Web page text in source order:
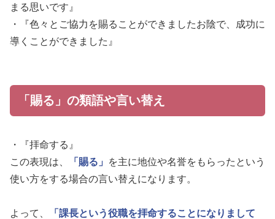
まる思いです』
・『色々とご協力を賜ることができましたお陰で、成功に
導くことができました』
「賜る」の類語や言い替え
・『拝命する』
この表現は、
「賜る」
を主に地位や名誉をもらったという
使い方をする場合の言い替えになります。
よって、
「課長という役職を拝命することになりまして